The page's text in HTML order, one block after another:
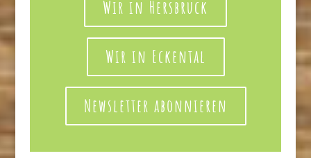
Wir in Hersbruck
Wir in Eckental
Newsletter abonnieren